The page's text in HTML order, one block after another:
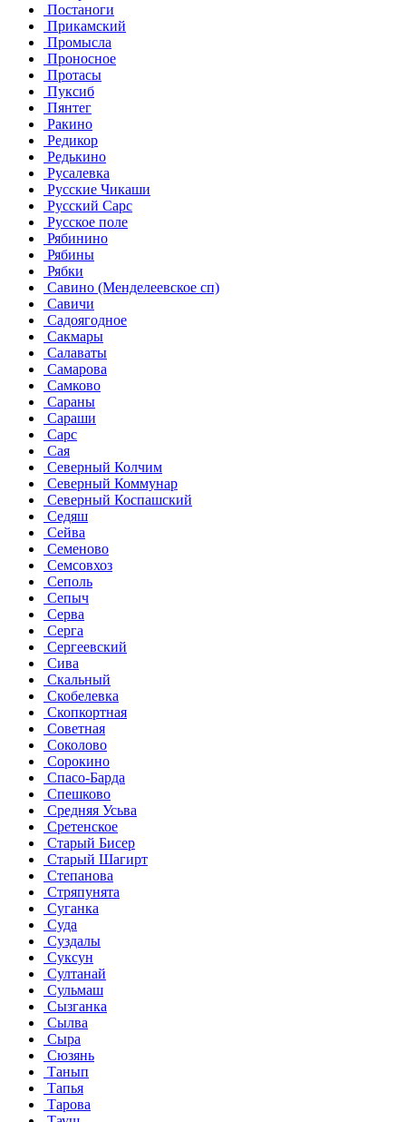
Постаноги
Прикамский
Промысла
Проносное
Протасы
Пуксиб
Пянтег
Ракино
Редикор
Редькино
Русалевка
Русские Чикаши
Русский Сарс
Русское поле
Рябинино
Рябины
Рябки
Савино (Менделеевское сп)
Савичи
Садоягодное
Сакмары
Салаваты
Самарова
Самково
Сараны
Сараши
Сарс
Сая
Северный Колчим
Северный Коммунар
Северный Коспашский
Седяш
Сейва
Семеново
Семсовхоз
Сеполь
Сепыч
Серва
Серга
Сергеевский
Сива
Скальный
Скобелевка
Скопкортная
Советная
Соколово
Сорокино
Спасо-Барда
Спешково
Средняя Усьва
Сретенское
Старый Бисер
Старый Шагирт
Степанова
Стряпунята
Суганка
Суда
Суздалы
Суксун
Султанай
Сульмаш
Сызганка
Сылва
Сыра
Сюзянь
Танып
Тапья
Тарова